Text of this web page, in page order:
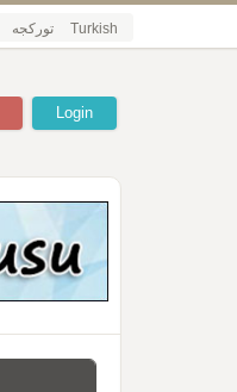
تورکجه Turkish
Login